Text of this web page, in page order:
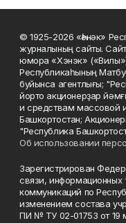
© 1925-2026 «Һәнәк»
журналының сайты.
юмора «Хэнэк»
Республикаһының
буйынса агентлығы;
йорто акционерҙар
и средствам массовой
Башкортостан;
"Республика
Об использовании
Зарегистрирован
связи, информационных
коммуникаций по
изменением состава
ПИ № ТУ 02-01753 от 19